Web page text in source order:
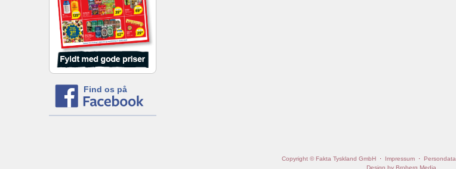
Find os på
Copyright © Fakta Tyskland GmbH· Impressum· Persondata
Design by Broberg Media